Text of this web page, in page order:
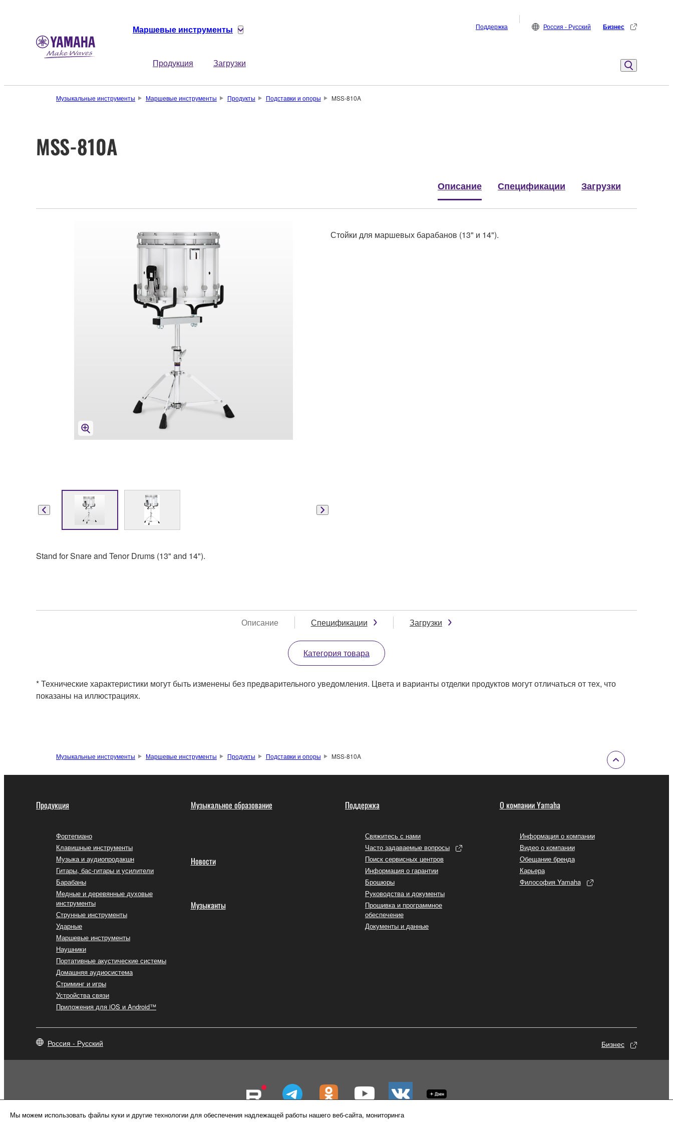
Маршевые инструменты
Продукция Загрузки
Поддержка Россия - Русский Бизнес
Музыкальные инструменты Маршевые инструменты Продукты Подставки и опоры MSS-810A
MSS-810A
Описание Спецификации Загрузки
Стойки для маршевых барабанов (13" и 14").
Stand for Snare and Tenor Drums (13" and 14").
Описание Спецификации Загрузки
Категория товара
* Технические характеристики могут быть изменены без предварительного уведомления. Цвета и варианты отделки продуктов могут отличаться от тех, что
показаны на иллюстрациях.
Музыкальные инструменты Маршевые инструменты Продукты Подставки и опоры MSS-810A
Продукция
Фортепиано
Клавишные инструменты
Музыка и аудиопродакшн
Гитары, бас-гитары и усилители
Барабаны
Медные и деревянные духовые
инструменты
Струнные инструменты
Ударные
Маршевые инструменты
Наушники
Портативные акустические системы
Домашняя аудиосистема
Стриминг и игры
Устройства связи
Приложения для iOS и Android™
Музыкальное образование
Новости
Музыканты
Поддержка
Свяжитесь с нами
Часто задаваемые вопросы
Поиск сервисных центров
Информация о гарантии
Брошюры
Руководства и документы
Прошивка и программное
обеспечение
Документы и данные
О компании Yamaha
Информация о компании
Видео о компании
Обещание бренда
Карьера
Философия Yamaha
Россия - Русский Бизнес
Мы можем использовать файлы куки и другие технологии для обеспечения надлежащей работы нашего веб-сайта, мониторинга